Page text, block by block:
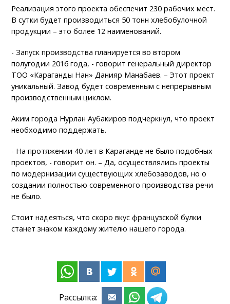
Реализация этого проекта обеспечит 230 рабочих мест.
В сутки будет производиться 50 тонн хлебобулочной
продукции – это более 12 наименований.
- Запуск производства планируется во втором
полугодии 2016 года, - говорит генеральный директор
ТОО «Караганды Нан» Данияр Манабаев. – Этот проект
уникальный. Завод будет современным с непрерывным
производственным циклом.
Аким города Нурлан Аубакиров подчеркнул, что проект
необходимо поддержать.
- На протяжении 40 лет в Караганде не было подобных
проектов, - говорит он. – Да, осуществлялись проекты
по модернизации существующих хлебозаводов, но о
создании полностью современного производства речи
не было.
Стоит надеяться, что скоро вкус французской булки
станет знаком каждому жителю нашего города.
Рассылка: